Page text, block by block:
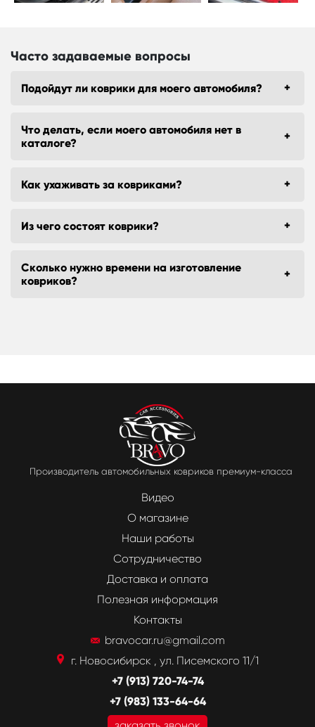
Часто задаваемые вопросы
Подойдут ли коврики для моего автомобиля?
Что делать, если моего автомобиля нет в
каталоге?
Как ухаживать за ковриками?
Из чего состоят коврики?
Сколько нужно времени на изготовление
ковриков?
Производитель автомобильных ковриков премиум-класса
Видео
О магазине
Наши работы
Сотрудничество
Доставка и оплата
Полезная информация
Контакты
bravocar.ru@gmail.com
г. Новосибирск , ул. Писемского 11/1
+7 (913) 720-74-74
+7 (983) 133-64-64